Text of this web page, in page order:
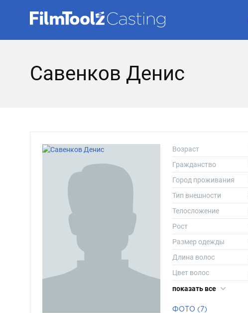
Савенков Денис
Возраст
Гражданство
Город проживания
Тип внешности
Телосложение
Рост
Размер одежды
Длина волос
Цвет волос
Цвет глаз
показать все
ФОТО (7)